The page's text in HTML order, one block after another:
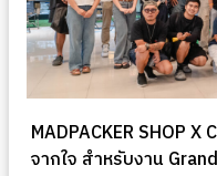
MADPACKER SHOP
จากใจ สำหรับงาน